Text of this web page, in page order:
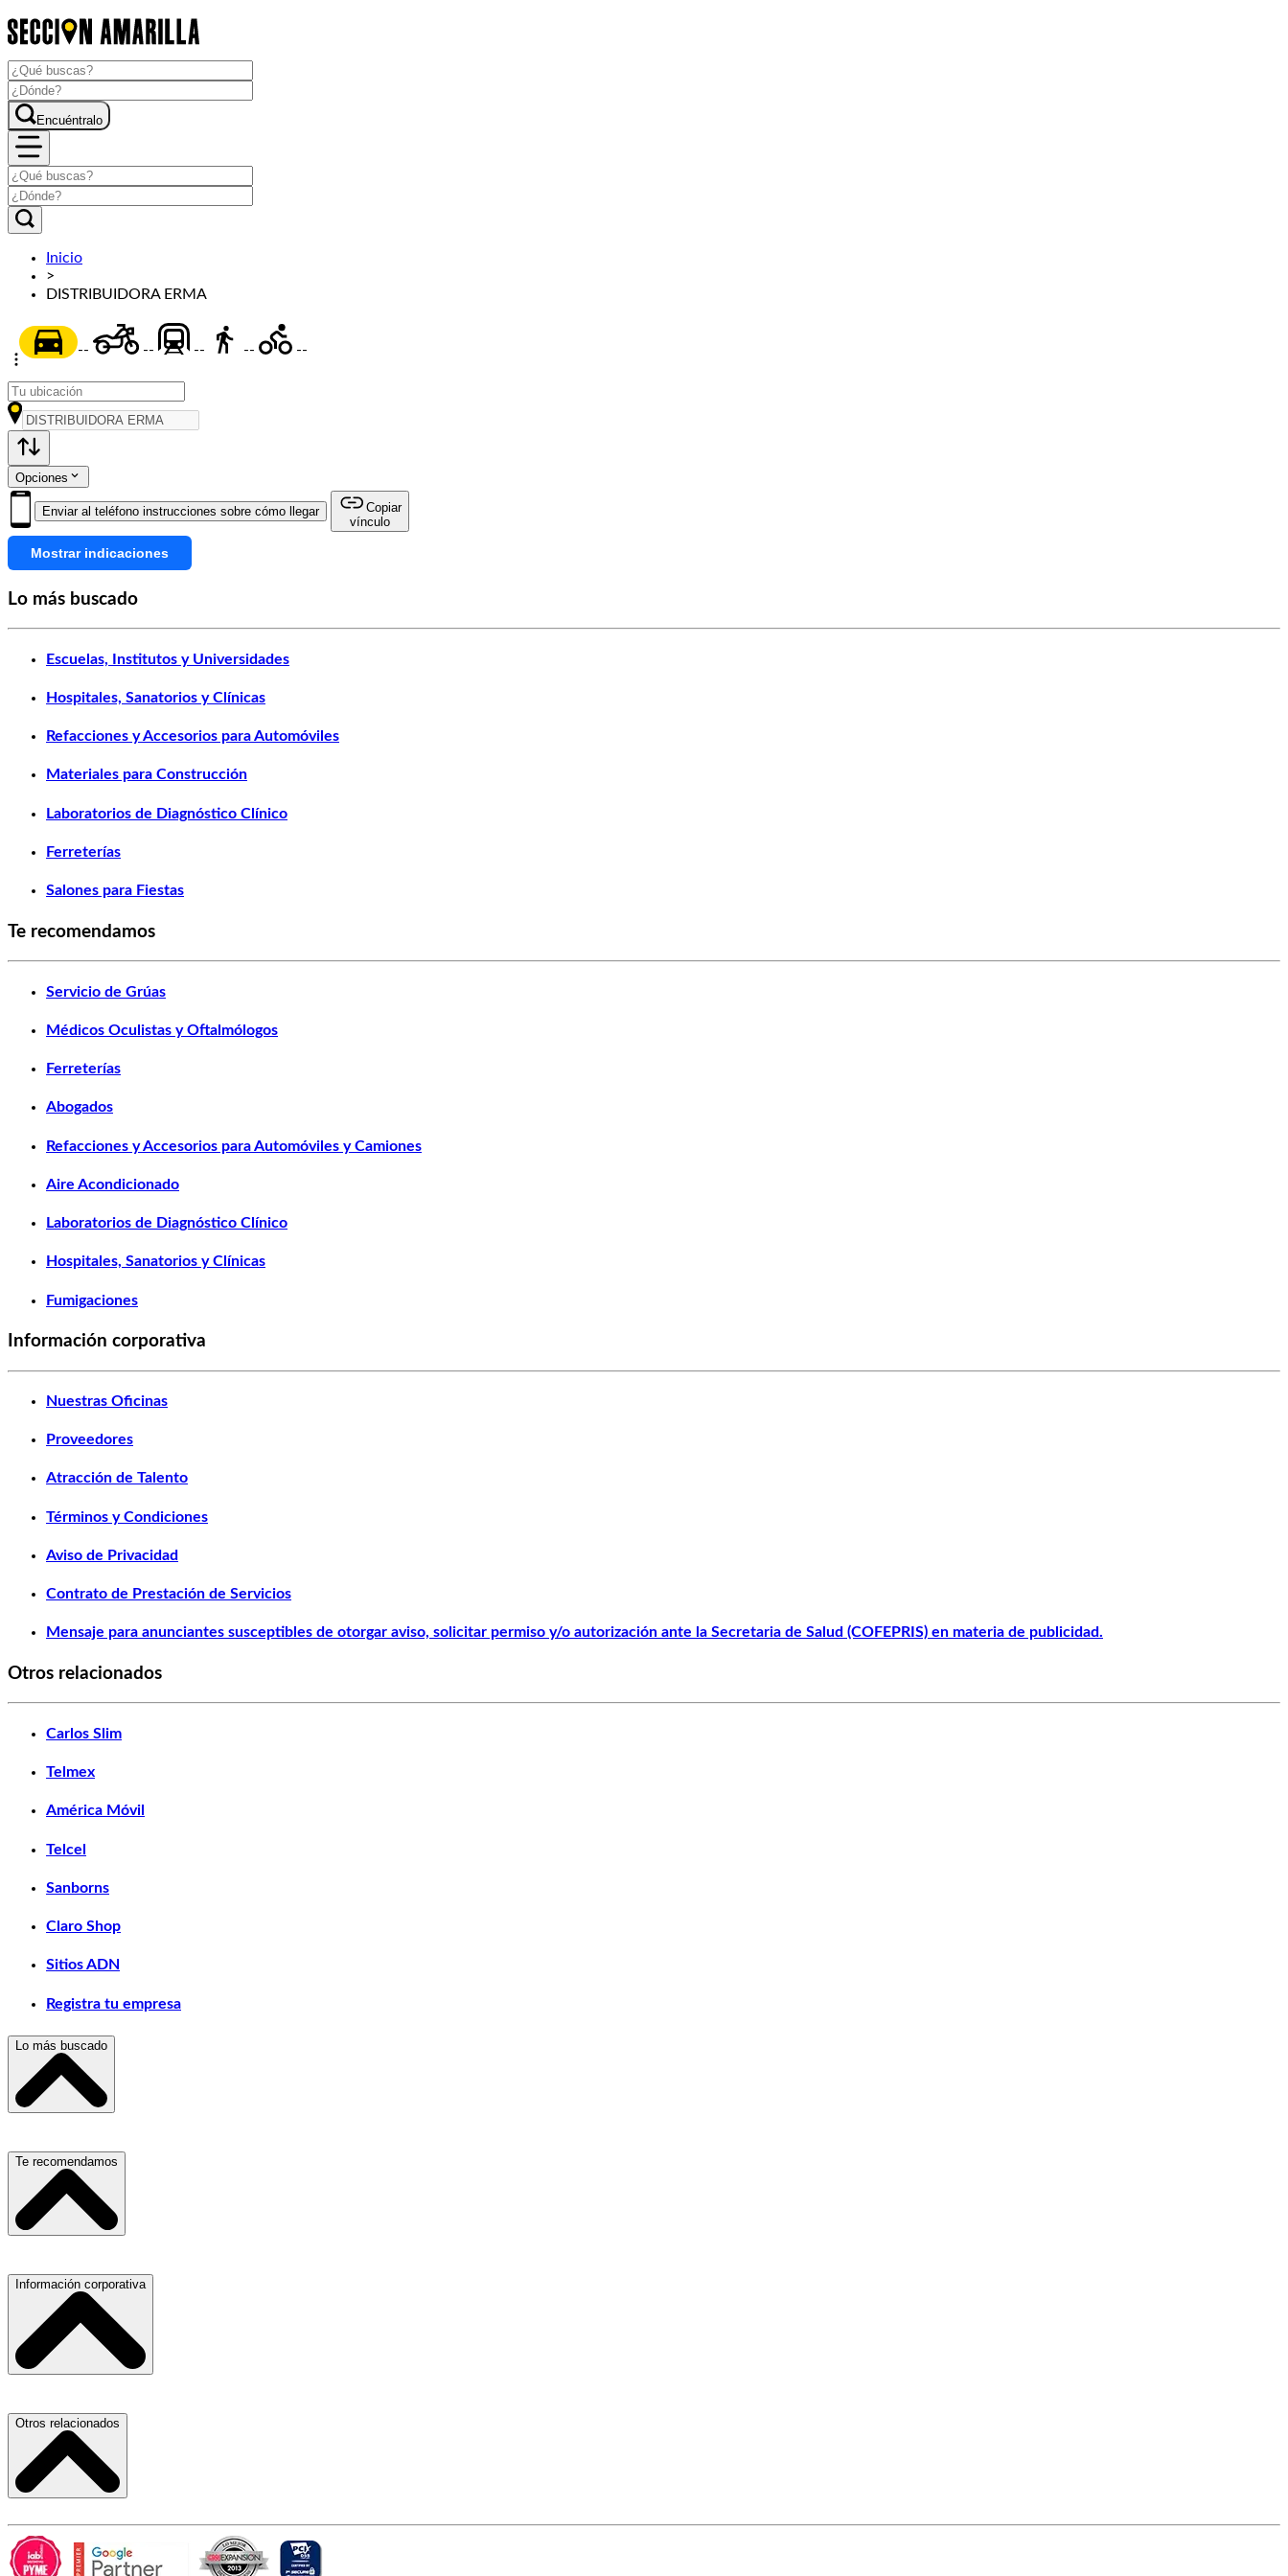
Encuéntralo
Inicio
>
DISTRIBUIDORA ERMA
-- -- -- -- --
Opciones
Enviar al teléfono instrucciones sobre cómo llegar
Copiar
vínculo
Mostrar indicaciones
Lo más buscado
Escuelas, Institutos y Universidades
Hospitales, Sanatorios y Clínicas
Refacciones y Accesorios para Automóviles
Materiales para Construcción
Laboratorios de Diagnóstico Clínico
Ferreterías
Salones para Fiestas
Te recomendamos
Servicio de Grúas
Médicos Oculistas y Oftalmólogos
Ferreterías
Abogados
Refacciones y Accesorios para Automóviles y Camiones
Aire Acondicionado
Laboratorios de Diagnóstico Clínico
Hospitales, Sanatorios y Clínicas
Fumigaciones
Información corporativa
Nuestras Oficinas
Proveedores
Atracción de Talento
Términos y Condiciones
Aviso de Privacidad
Contrato de Prestación de Servicios
Mensaje para anunciantes susceptibles de otorgar aviso, solicitar permiso y/o autorización ante la Secretaria de Salud (COFEPRIS) en materia de publicidad.
Otros relacionados
Carlos Slim
Telmex
América Móvil
Telcel
Sanborns
Claro Shop
Sitios ADN
Registra tu empresa
Lo más buscado
Escuelas, Institutos y Universidades
Hospitales, Sanatorios y Clínicas
Refacciones y Accesorios para Automóviles
Materiales para Construcción
Laboratorios de Diagnóstico Clínico
Ferreterías
Te recomendamos
Servicio de Grúas
Médicos Oculistas y Oftalmólogos
Ferreterías
Refacciones y Accesorios para Automóviles y Camiones
Aire Acondicionado
Hospitales, Sanatorios y Clínicas
Información corporativa
Nuestras Oficinas
Proveedores
Atracción de Talento
Términos y Condiciones
Otros relacionados
Carlos Slim